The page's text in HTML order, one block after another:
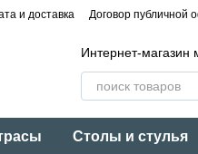
и доставка Договор публичной
Интернет-магазин
Столы и стулья